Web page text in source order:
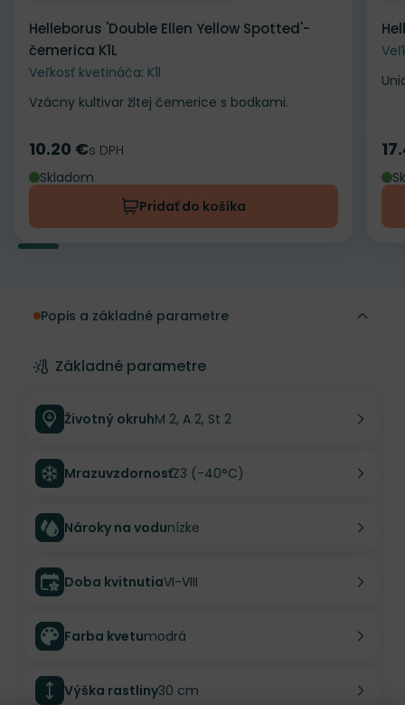
Helleborus 'Double Ellen Yellow Spotted'-
čemerica K1L
Veľkosť kvetináča: K1l
Vzácny kultivar žltej čemerice s bodkami.
Cena
10.20 €s DPH
Skladom
Pridať do košíka
Popis a základné parametre
Základné parametre
Životný okruhM 2, A 2, St 2
MrazuvzdornosťZ3 (-40°C)
Nároky na vodunízke
Doba kvitnutiaVI-VIII
Farba kvetumodrá
Výška rastliny30 cm